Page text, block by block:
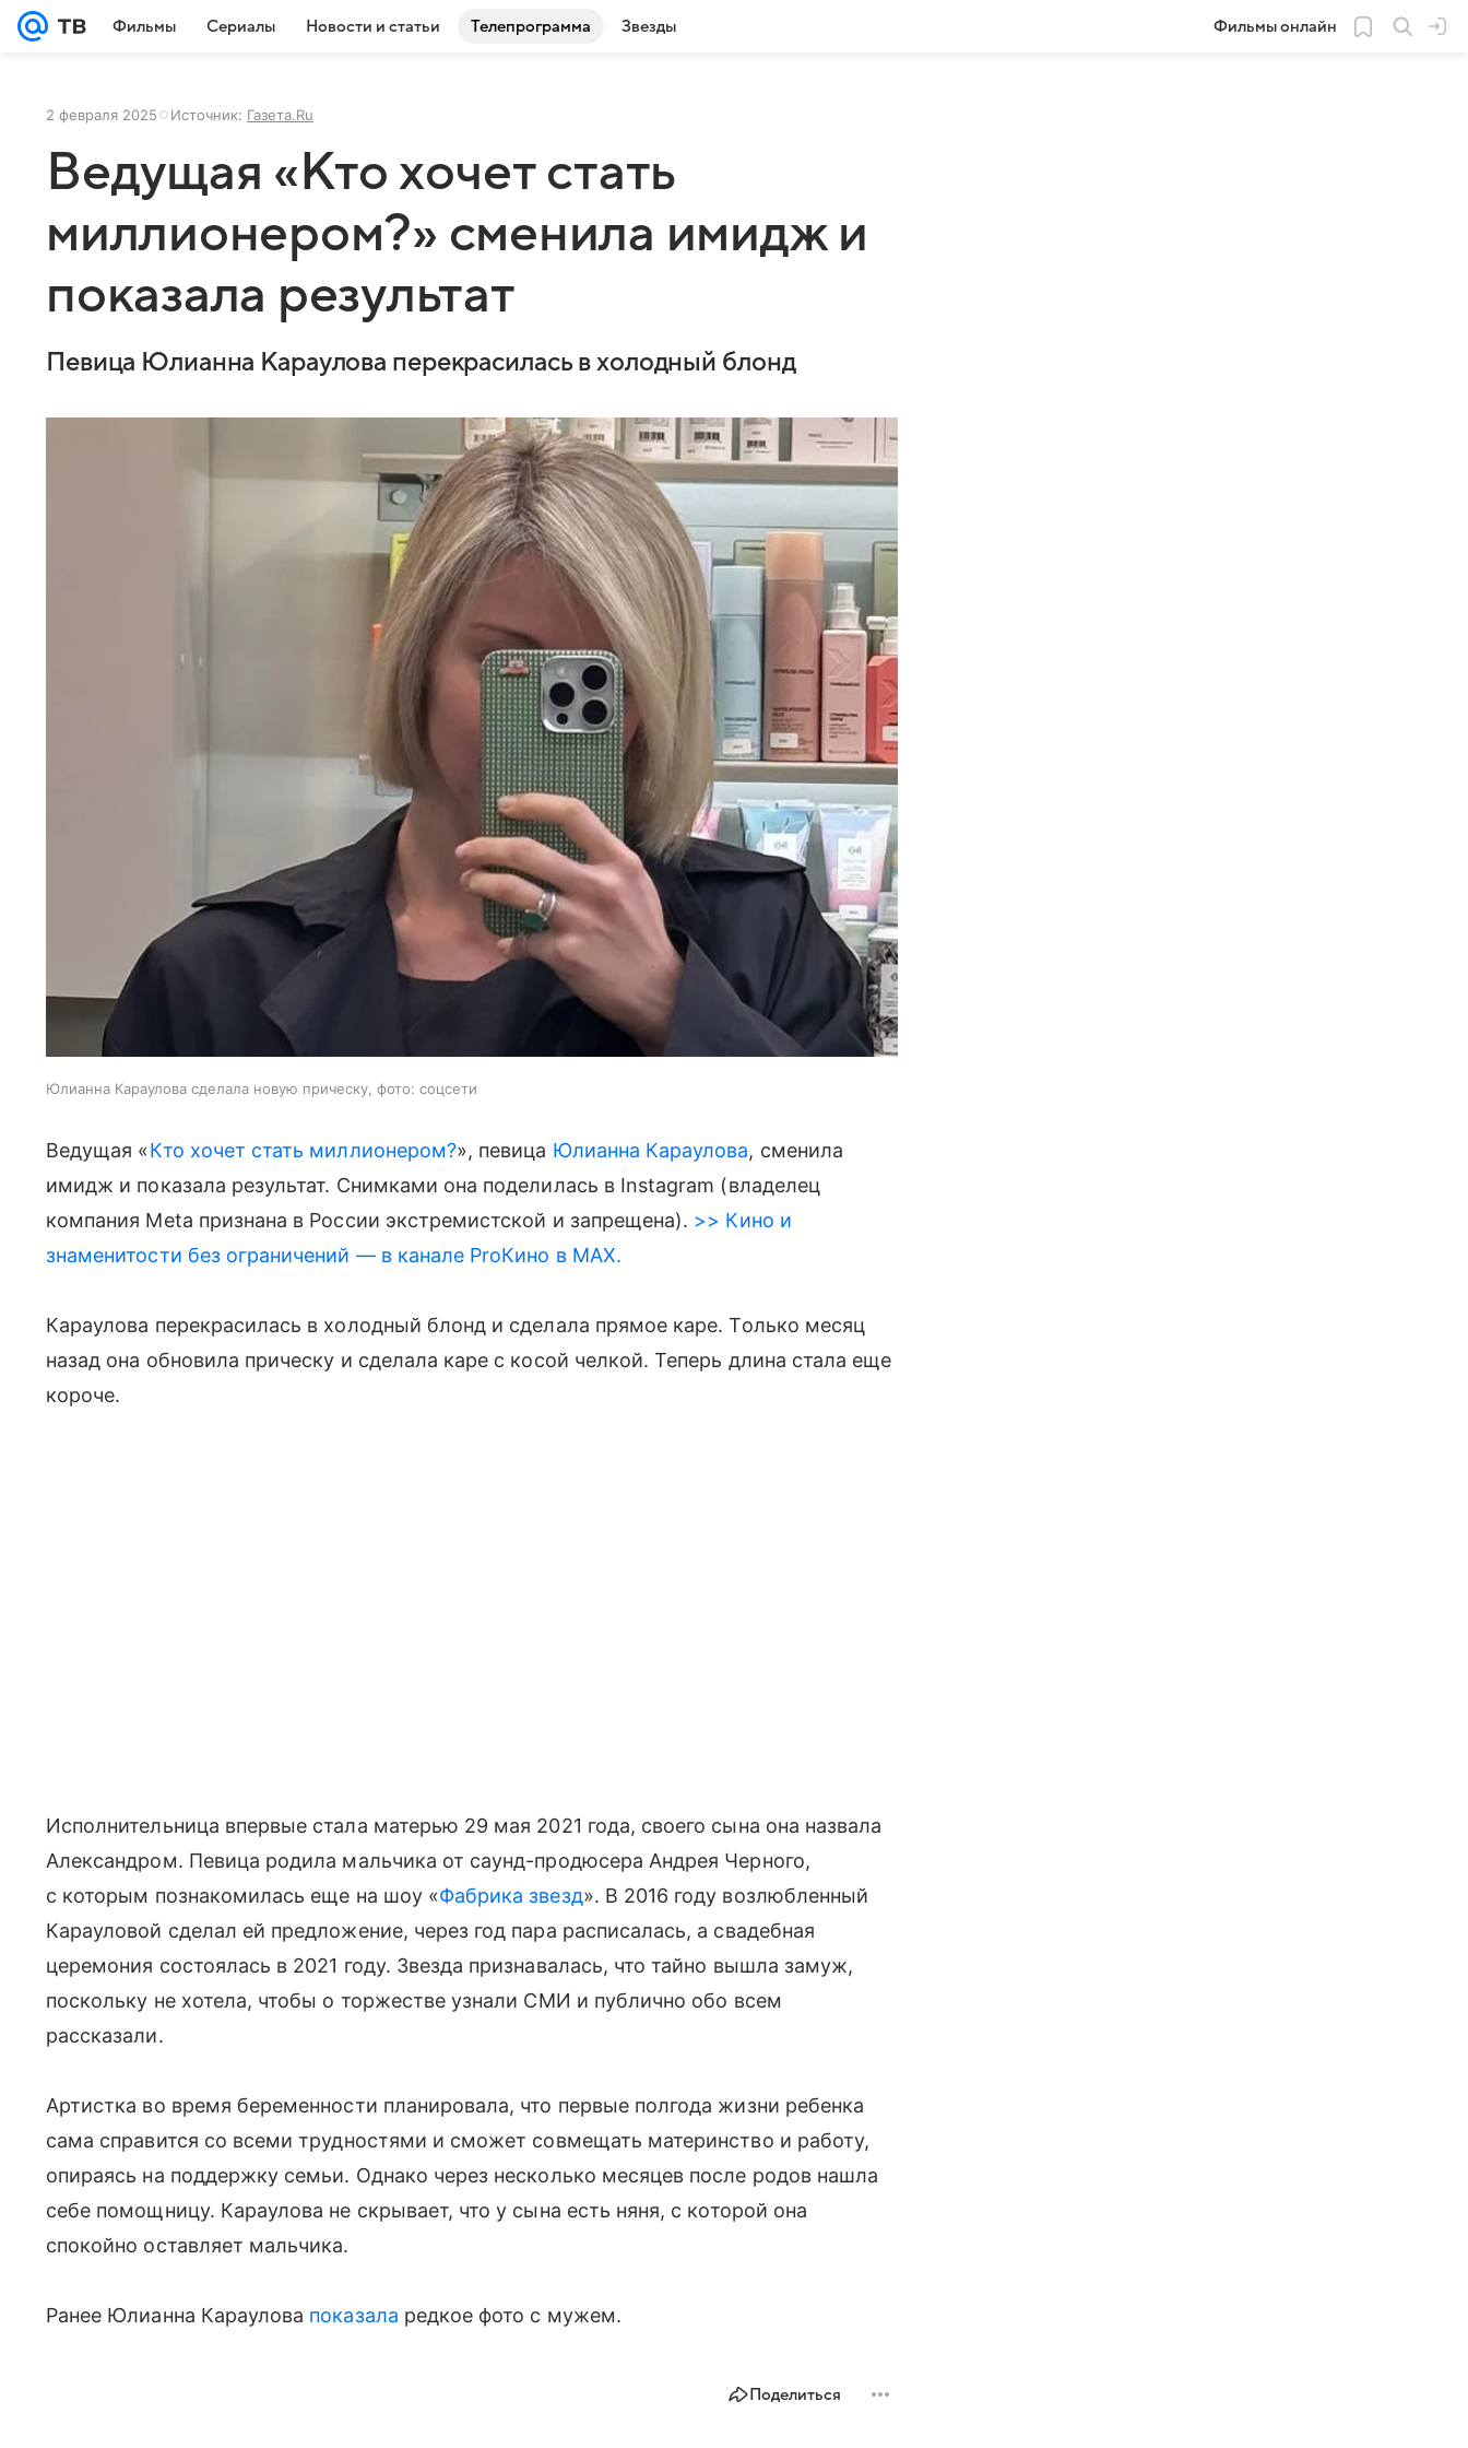
Фильмы Сериалы Новости и статьи Телепрограмма Звезды Фильмы онлайн
2 февраля 2025 Источник: Газета.Ru
Ведущая «Кто хочет стать
миллионером?» сменила имидж и
показала результат
Певица Юлианна Караулова перекрасилась в холодный блонд
Юлианна Караулова сделала новую прическу, фото: соцсети
Ведущая «Кто хочет стать миллионером?», певица Юлианна Караулова, сменила
имидж и показала результат. Снимками она поделилась в Instagram (владелец
компания Meta признана в России экстремистской и запрещена). >> Кино и
знаменитости без ограничений — в канале ProКино в MAX.
Караулова перекрасилась в холодный блонд и сделала прямое каре. Только месяц
назад она обновила прическу и сделала каре с косой челкой. Теперь длина стала еще
короче.
Исполнительница впервые стала матерью 29 мая 2021 года, своего сына она назвала
Александром. Певица родила мальчика от саунд-продюсера Андрея Черного,
с которым познакомилась еще на шоу «Фабрика звезд». В 2016 году возлюбленный
Карауловой сделал ей предложение, через год пара расписалась, а свадебная
церемония состоялась в 2021 году. Звезда признавалась, что тайно вышла замуж,
поскольку не хотела, чтобы о торжестве узнали СМИ и публично обо всем
рассказали.
Артистка во время беременности планировала, что первые полгода жизни ребенка
сама справится со всеми трудностями и сможет совмещать материнство и работу,
опираясь на поддержку семьи. Однако через несколько месяцев после родов нашла
себе помощницу. Караулова не скрывает, что у сына есть няня, с которой она
спокойно оставляет мальчика.
Ранее Юлианна Караулова показала редкое фото с мужем.
Поделиться